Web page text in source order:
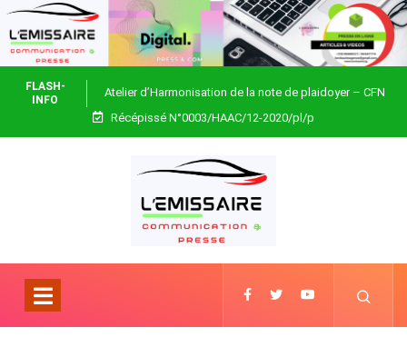
FLASH-
INFO
Atelier d’Harmonisation de la note de plaidoyer – CFN
Togo
Récépissé N°0003/HAAC/12-2020/pl/p